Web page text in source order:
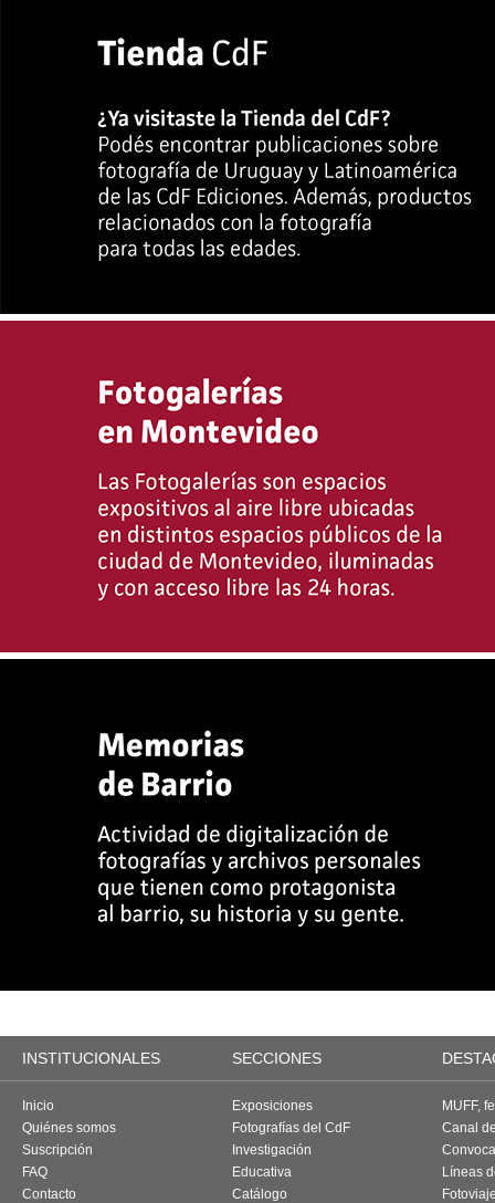
INSTITUCIONALES SECCIONES
Inicio
Quiénes somos
Suscripción
FAQ
Contacto
Exposiciones
Fotografías del CdF
Investigación
Educativa
Catálogo
MUFF,
Canal
Líneas